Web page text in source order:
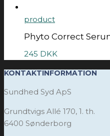
product
Phyto Correct
245 DKK
KONTAKTINFORMATION
Sundhed Syd ApS
Grundtvigs Allé 170, 1. th.
6400 Sønderborg